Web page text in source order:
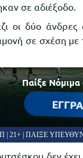
σε αδιέξοδο.
οι δύο
σε σχέση
Παίξε
| 21+ | ΠΑΙΞΕ
δεν